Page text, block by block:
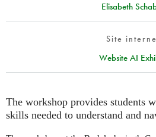
Elisabeth
Site
Website AI
The workshop provides students
skills needed to understand and